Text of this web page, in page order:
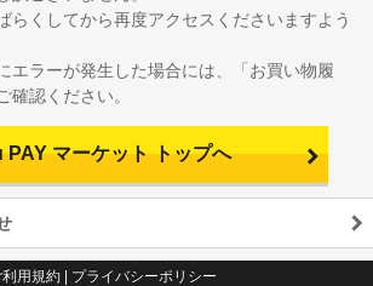
らくしてから再度アクセスくださいますよう
エラーが発生した場合には、「お買い物履
確認ください。
PAY マーケット トップへ
利用規約| プライバシーポリシー